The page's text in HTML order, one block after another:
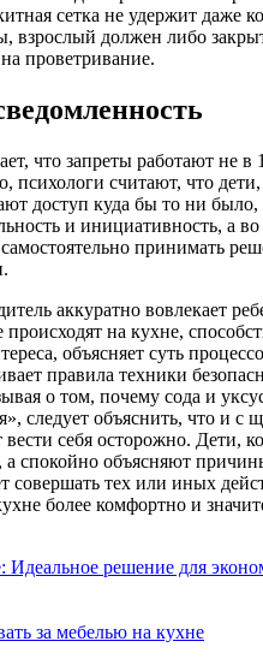
сетка не удержит даже
взрослый должен либо
проветривание.
что запреты работают не в
психологи считают, что
доступ куда бы то ни было,
и инициативность, а
принимать
аккуратно вовлекает
на кухне,
объясняет суть
правила техники
о том, почему сода и
следует объяснить, что и с
вести себя осторожно. Дети,
а спокойно объясняют
совершать тех или иных
более комфортно и
решение для
за мебелью на кухне